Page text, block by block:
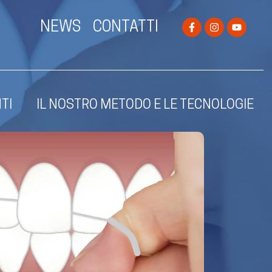
NEWS CONTATTI
IL NOSTRO METODO E LE TECNOLOGIE